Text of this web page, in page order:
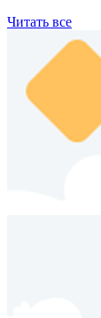
Читать все